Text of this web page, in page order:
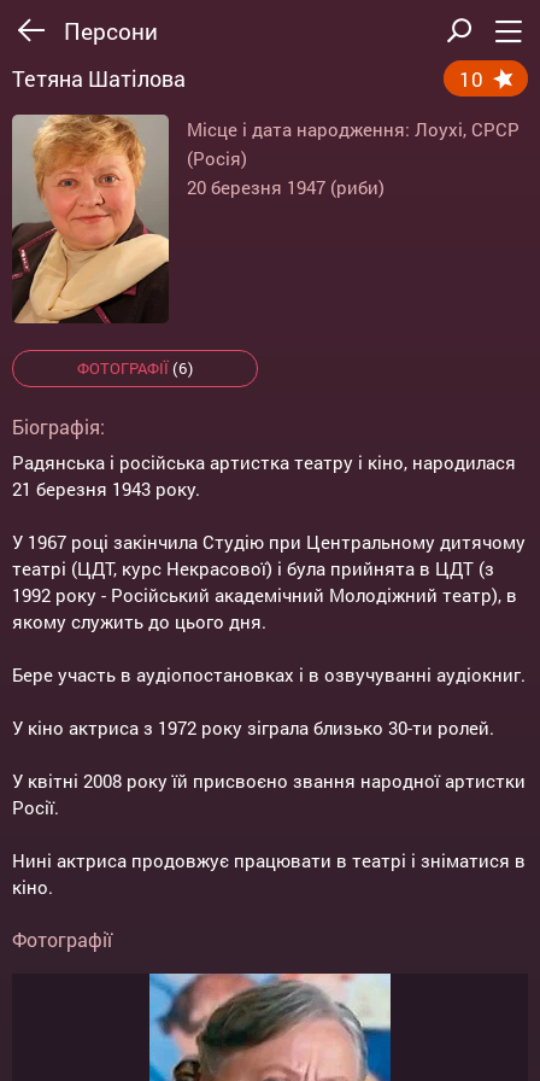
Персони
Тетяна Шатілова 10
Місце і дата народження: Лоухі, СРСР
(Росія)
20 березня 1947 (риби)
ФОТОГРАФІЇ(6)
Біографія:
Радянська і російська артистка театру і кіно, народилася
21 березня 1943 року.
У 1967 році закінчила Студію при Центральному дитячому
театрі (ЦДТ, курс Некрасової) і була прийнята в ЦДТ (з
1992 року - Російський академічний Молодіжний театр), в
якому служить до цього дня.
Бере участь в аудіопостановках і в озвучуванні аудіокниг.
У кіно актриса з 1972 року зіграла близько 30-ти ролей.
У квітні 2008 року їй присвоєно звання народної артистки
Росії.
Нині актриса продовжує працювати в театрі і зніматися в
кіно.
Фотографії